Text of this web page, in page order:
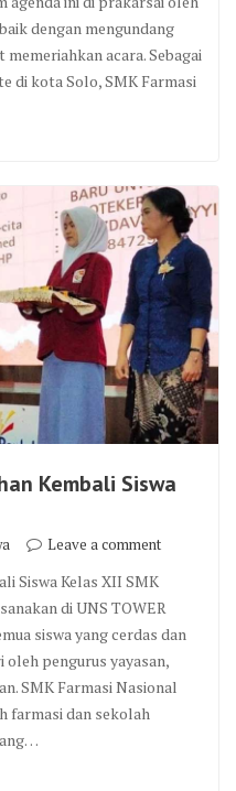
dengan mengundang
acara. Sebagai
di kota Solo, SMK Farmasi
Kembali Siswa
Leave a comment
Siswa Kelas XII SMK
di UNS TOWER
siswa yang cerdas dan
oleh pengurus yayasan,
SMK Farmasi Nasional
farmasi dan sekolah